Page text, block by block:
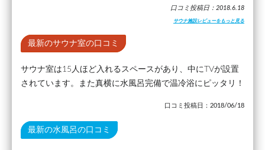
口コミ投稿日：2018.6.18
サウナ施設レビューをもっと見る
最新のサウナ室の口コミ
サウナ室は15人ほど入れるスペースがあり、中にTVが設置
されています。また真横に水風呂完備で温冷浴にピッタリ！
口コミ投稿日：2018/06/18
最新の水風呂の口コミ